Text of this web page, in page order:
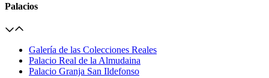
Palacios
Galería de las Colecciones Reales
Palacio Real de la Almudaina
Palacio Granja San Ildefonso